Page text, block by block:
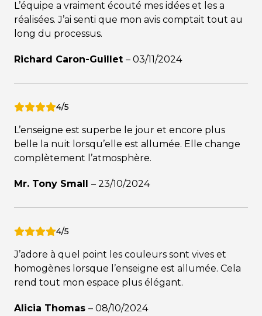
L’équipe a vraiment écouté mes idées et les a
réalisées. J’ai senti que mon avis comptait tout au
long du processus.
Richard Caron-Guillet – 03/11/2024
4/5
L’enseigne est superbe le jour et encore plus
belle la nuit lorsqu’elle est allumée. Elle change
complètement l’atmosphère.
Mr. Tony Small – 23/10/2024
4/5
J’adore à quel point les couleurs sont vives et
homogènes lorsque l’enseigne est allumée. Cela
rend tout mon espace plus élégant.
Alicia Thomas – 08/10/2024